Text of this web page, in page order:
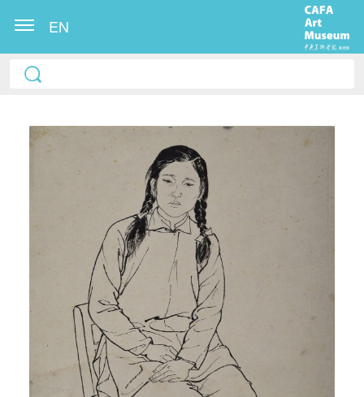
EN
快捷登录 帐号密码登录